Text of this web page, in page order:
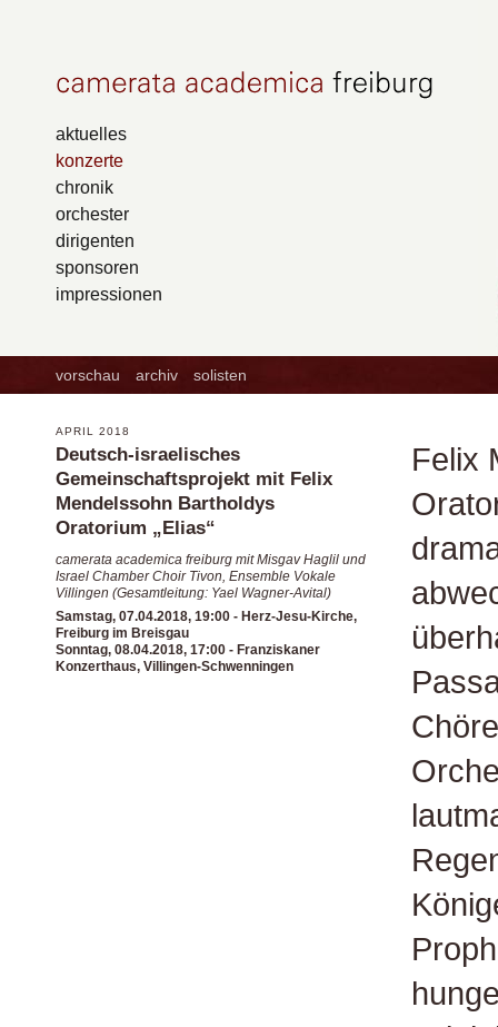
aktuelles
konzerte
chronik
orchester
dirigenten
sponsoren
impressionen
vorschau archiv solisten
APRIL 2018
Deutsch-israelisches
Gemeinschaftsprojekt mit Felix
Mendelssohn Bartholdys
Oratorium „Elias“
camerata academica freiburg mit Misgav Haglil und
Israel Chamber Choir Tivon, Ensemble Vokale
Villingen (Gesamtleitung: Yael Wagner-Avital)
Samstag, 07.04.2018, 19:00 - Herz-Jesu-Kirche,
Freiburg im Breisgau
Sonntag, 08.04.2018, 17:00 - Franziskaner
Konzerthaus, Villingen-Schwenningen
Felix